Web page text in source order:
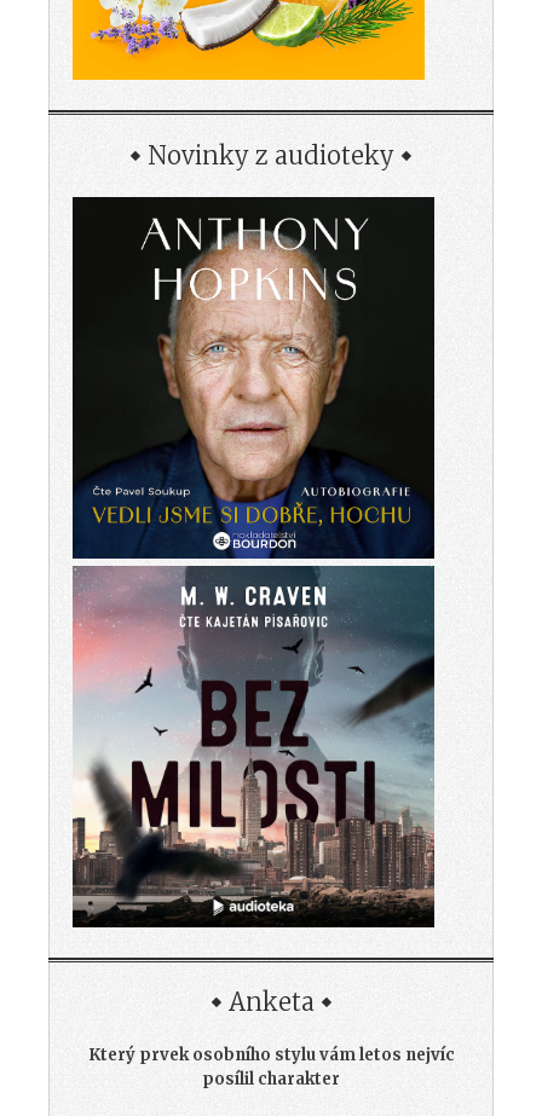
Novinky z audioteky
Anketa
Který prvek osobního stylu vám letos nejvíc
posílil charakter